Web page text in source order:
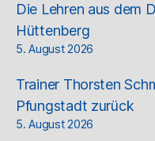
Die Lehren aus dem
Hüttenberg
5. August 2026
Trainer Thorsten
Pfungstadt zurück
5. August 2026